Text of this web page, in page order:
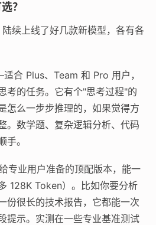
？
续上线了好几款新模型，各有各
合 Plus、Team 和 Pro 用户，
考的任务。它有个"思考过程"的
怎么一步步推理的，如果觉得方
。数学题、复杂逻辑分析、代码
。
业用户准备的顶配版本，能一
128K Token）。比如你要分析
份很长的技术报告，它都能一次
提示。实测在一些专业基准测试